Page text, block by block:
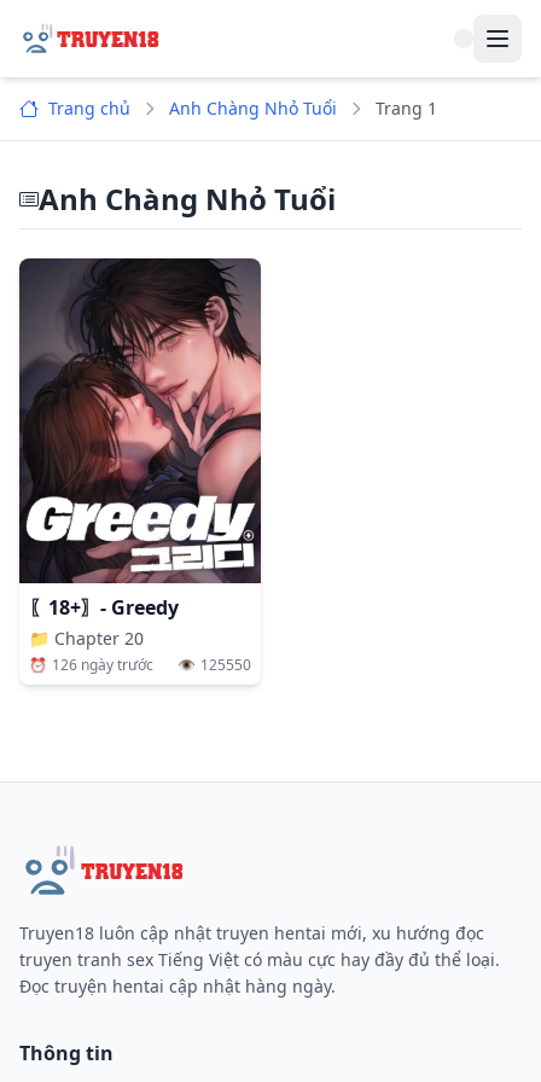
Trang chủ Anh Chàng Nhỏ Tuổi Trang 1
Anh Chàng Nhỏ Tuổi
〖18+〗- Greedy
📁 Chapter 20
⏰ 126 ngày trước 👁️ 125550
Truyen18 luôn cập nhật truyen hentai mới, xu hướng đọc
truyen tranh sex Tiếng Việt có màu cực hay đầy đủ thể loại.
Đọc truyện hentai cập nhật hàng ngày.
Thông tin